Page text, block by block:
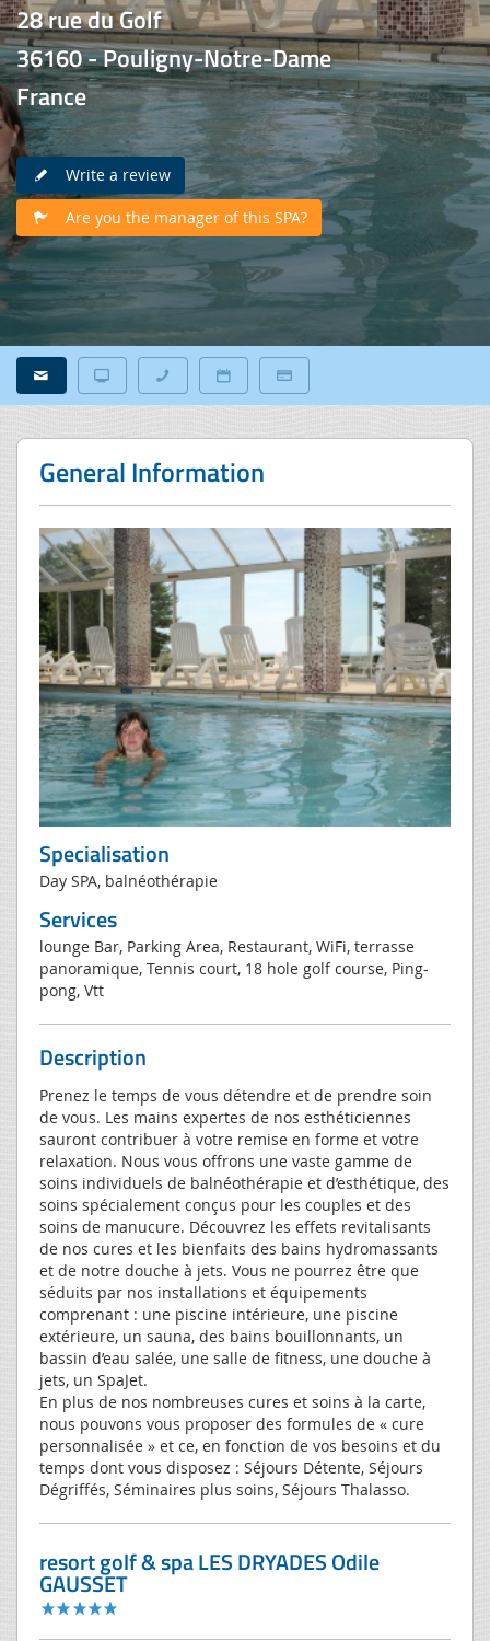
28 rue du Golf
36160 - Pouligny-Notre-Dame
France
Write a review
Are you the manager of this SPA?
General Information
Specialisation
Day SPA, balnéothérapie
Services
lounge Bar, Parking Area, Restaurant, WiFi, terrasse
panoramique, Tennis court, 18 hole golf course, Ping-
pong, Vtt
Description
Prenez le temps de vous détendre et de prendre soin
de vous. Les mains expertes de nos esthéticiennes
sauront contribuer à votre remise en forme et votre
relaxation. Nous vous offrons une vaste gamme de
soins individuels de balnéothérapie et d’esthétique, des
soins spécialement conçus pour les couples et des
soins de manucure. Découvrez les effets revitalisants
de nos cures et les bienfaits des bains hydromassants
et de notre douche à jets. Vous ne pourrez être que
séduits par nos installations et équipements
comprenant : une piscine intérieure, une piscine
extérieure, un sauna, des bains bouillonnants, un
bassin d’eau salée, une salle de fitness, une douche à
jets, un SpaJet.
En plus de nos nombreuses cures et soins à la carte,
nous pouvons vous proposer des formules de « cure
personnalisée » et ce, en fonction de vos besoins et du
temps dont vous disposez : Séjours Détente, Séjours
Dégriffés, Séminaires plus soins, Séjours Thalasso.
resort golf & spa LES DRYADES Odile
GAUSSET